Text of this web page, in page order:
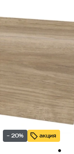
– 20% акция